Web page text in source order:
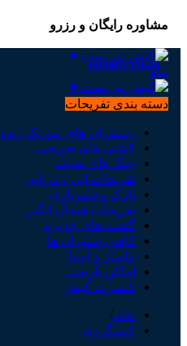
مشاوره رایگان و رزرو
09300232640منو
0 موارد /
0 تومان
دسته بندی تفریحات
رستوران های موزیک زنده
کشتی های تفریحی
جنگ های شبانه
تفریحات آبی و دریایی
پارک و شهربازی
تفریحات هیجان انگیز
گشت های جزیره
کافه رستوران ها
ماساژ و اسپا
اماکن تاریخی
کنسرت کیش
خانه
کیشگردی